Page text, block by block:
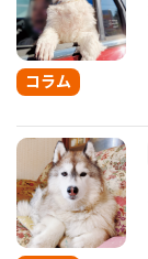
コラム